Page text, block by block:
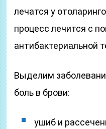
лечатся у
процесс лечится с
антибактериальной
Выделим
боль в брови:
ушиб и